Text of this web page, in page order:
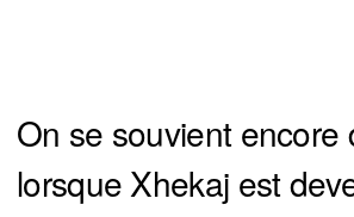
On se souvient encore
lorsque Xhekaj est